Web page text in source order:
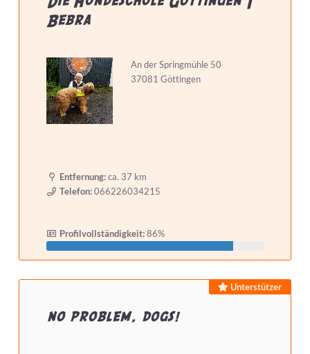
hat Zertifizierungen
hat Weiterbildungen
Bebra
An der Springmühle 50
37081 Göttingen
Entfernung:ca. 37 km
Telefon:066226034215
Profilvollständigkeit:86%
Unterstützer
no problem, dogs!